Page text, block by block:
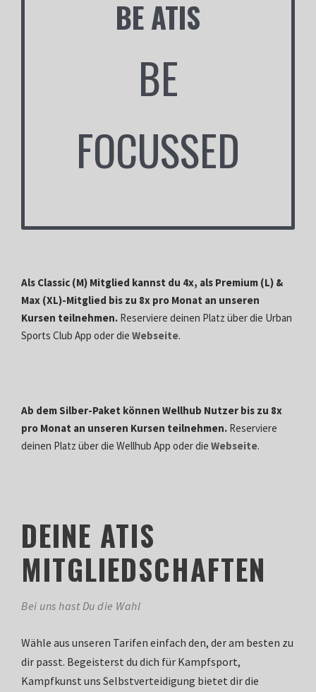
BE ATIS
BE
FOCUSSED
Als Classic (M) Mitglied kannst du 4x, als Premium (L) &
Max (XL)-Mitglied bis zu 8x pro Monat an unseren
Kursen teilnehmen. Reserviere deinen Platz über die Urban
Sports Club App oder die Webseite.
Ab dem Silber-Paket können Wellhub Nutzer bis zu 8x
pro Monat an unseren Kursen teilnehmen. Reserviere
deinen Platz über die Wellhub App oder die Webseite.
DEINE ATIS
MITGLIEDSCHAFTEN
Bei uns hast Du die Wahl
Wähle aus unseren Tarifen einfach den, der am besten zu
dir passt. Begeisterst du dich für Kampfsport,
Kampfkunst uns Selbstverteidigung bietet dir die